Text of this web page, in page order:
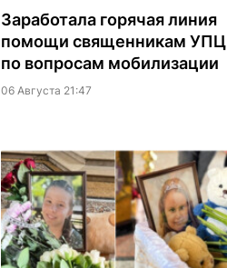
Заработала горячая линия
помощи священникам УПЦ
по вопросам мобилизации
06 Августа 21:47